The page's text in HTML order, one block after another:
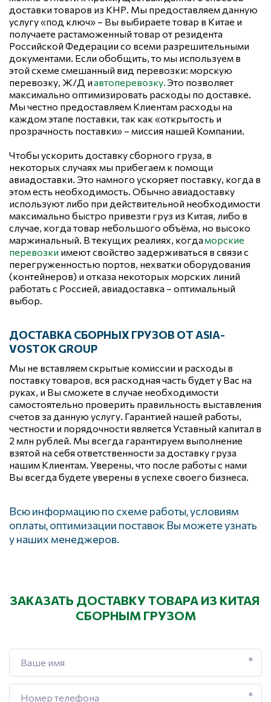
доставки товаров из КНР. Мы предоставляем данную
услугу «под ключ» – Вы выбираете товар в Китае и
получаете растаможенный товар от резидента
Российской Федерации со всеми разрешительными
документами. Если обобщить, то мы используем в
этой схеме смешанный вид перевозки: морскую
перевозку, Ж/Д и автоперевозку. Это позволяет
максимально оптимизировать расходы по доставке.
Мы честно предоставляем Клиентам расходы на
каждом этапе поставки, так как «открытость и
прозрачность поставки» – миссия нашей Компании.
Чтобы ускорить доставку сборного груза, в
некоторых случаях мы прибегаем к помощи
авиадоставки. Это намного ускоряет поставку, когда в
этом есть необходимость. Обычно авиадоставку
используют либо при действительной необходимости
максимально быстро привезти груз из Китая, либо в
случае, когда товар небольшого объёма, но высоко
маржинальный. В текущих реалиях, когда морские
перевозки имеют свойство задерживаться в связи с
перегруженностью портов, нехватки оборудования
(контейнеров) и отказа некоторых морских линий
работать с Россией, авиадоставка – оптимальный
выбор.
ДОСТАВКА СБОРНЫХ ГРУЗОВ ОТ ASIA-
VOSTOK GROUP
Мы не вставляем скрытые комиссии и расходы в
поставку товаров, вся расходная часть будет у Вас на
руках, и Вы сможете в случае необходимости
самостоятельно проверить правильность выставления
счетов за данную услугу. Гарантией нашей работы,
честности и порядочности является Уставный капитал в
2 млн рублей. Мы всегда гарантируем выполнение
взятой на себя ответственности за доставку груза
нашим Клиентам. Уверены, что после работы с нами
Вы всегда будете уверены в успехе своего бизнеса.
Всю информацию по схеме работы, условиям
оплаты, оптимизации поставок Вы можете узнать
у наших менеджеров.
ЗАКАЗАТЬ ДОСТАВКУ ТОВАРА ИЗ КИТАЯ
СБОРНЫМ ГРУЗОМ
*
*